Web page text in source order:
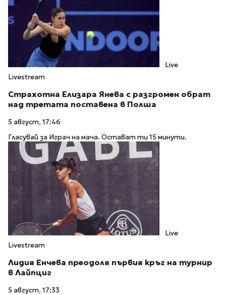
Live
Livestream
Страхотна Елизара Янева с разгромен обрат
над третата поставена в Полша
5 август, 17:46
Гласувай за Играч на мача. Остават ти 15 минути.
Live
Livestream
Лидия Енчева преодоля първия кръг на турнир
в Лайпциг
5 август, 17:33